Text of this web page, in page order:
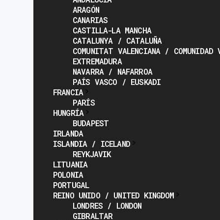
ARAGÓN
CANARIAS
CASTILLA-LA MANCHA
CATALUNYA / CATALUÑA
COMUNITAT VALENCIANA / COMUNIDAD
EXTREMADURA
NAVARRA / NAFARROA
PAÍS VASCO / EUSKADI
FRANCIA
PARÍS
HUNGRÍA
BUDAPEST
IRLANDA
ISLANDIA / ICELAND
REYKJAVIK
LITUANIA
POLONIA
PORTUGAL
REINO UNIDO / UNITED KINGDOM
LONDRES / LONDON
GIBRALTAR